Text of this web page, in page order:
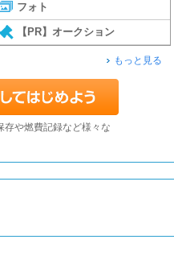
フォト
【PR】オークション
もっと見る
存や燃費記録など様々な